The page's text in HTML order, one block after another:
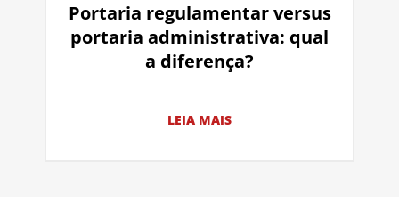
Portaria regulamentar versus
portaria administrativa: qual
a diferença?
LEIA MAIS